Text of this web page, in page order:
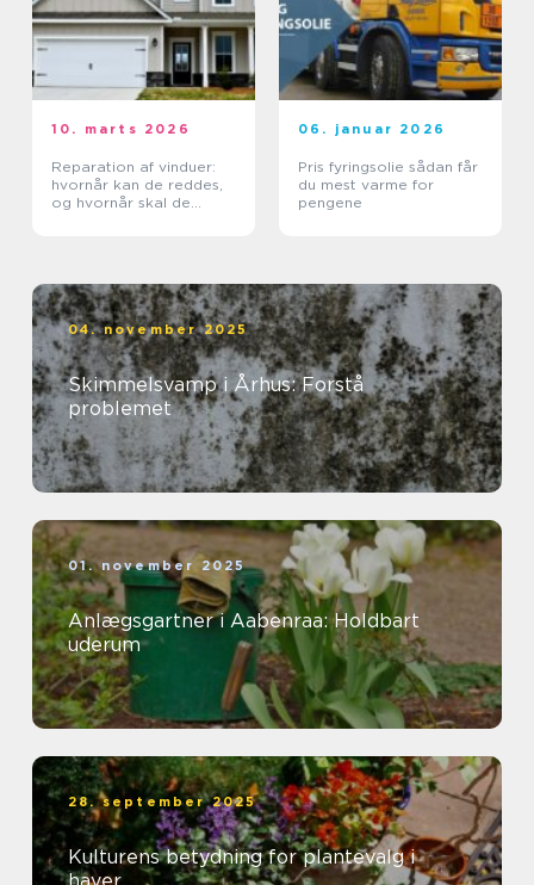
10. marts 2026
Reparation af vinduer:
hvornår kan de reddes,
og hvornår skal de
06. januar 2026
Pris fyringsolie sådan får
du mest varme for
pengene
04. november 2025
Skimmelsvamp i Århus: Forstå
problemet
01. november 2025
Anlægsgartner i Aabenraa: Holdbart
uderum
28. september 2025
Kulturens betydning for plantevalg i